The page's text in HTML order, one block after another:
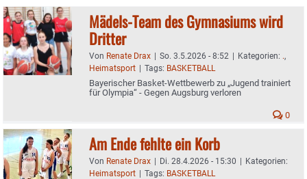
Mädels-Team des Gymnasiums wird
Dritter
Von Renate Drax | So. 3.5.2026 - 8:52 | Kategorien: .,
Heimatsport | Tags: BASKETBALL
Bayerischer Basket-Wettbewerb zu „Jugend trainiert
für Olympia“ - Gegen Augsburg verloren
0
Am Ende fehlte ein Korb
Von Renate Drax | Di. 28.4.2026 - 15:30 | Kategorien:
Heimatsport | Tags: BASKETBALL